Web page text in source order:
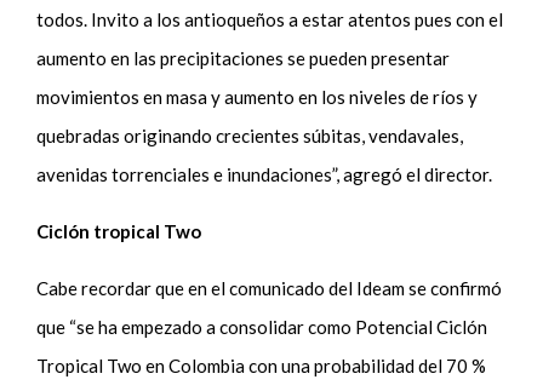
todos. Invito a los antioqueños a estar atentos pues con el
aumento en las precipitaciones se pueden presentar
movimientos en masa y aumento en los niveles de ríos y
quebradas originando crecientes súbitas, vendavales,
avenidas torrenciales e inundaciones”, agregó el director.
Ciclón tropical Two
Cabe recordar que en el comunicado del Ideam se confirmó
que “se ha empezado a consolidar como Potencial Ciclón
Tropical Two en Colombia con una probabilidad del 70 %